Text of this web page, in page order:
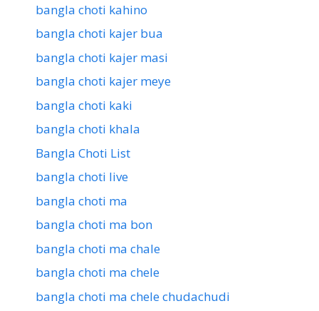
bangla choti kahino
bangla choti kajer bua
bangla choti kajer masi
bangla choti kajer meye
bangla choti kaki
bangla choti khala
Bangla Choti List
bangla choti live
bangla choti ma
bangla choti ma bon
bangla choti ma chale
bangla choti ma chele
bangla choti ma chele chudachudi